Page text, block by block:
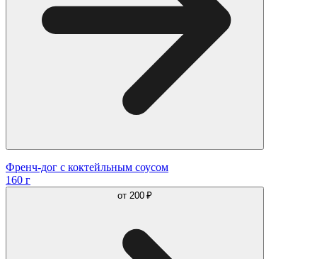
Френч-дог с коктейльным соусом
160 г
от 200 ₽